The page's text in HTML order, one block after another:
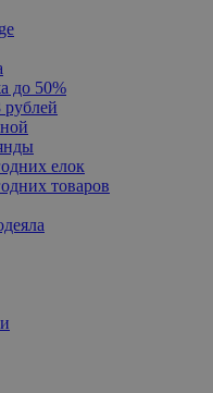
до 50%
елок
товаров